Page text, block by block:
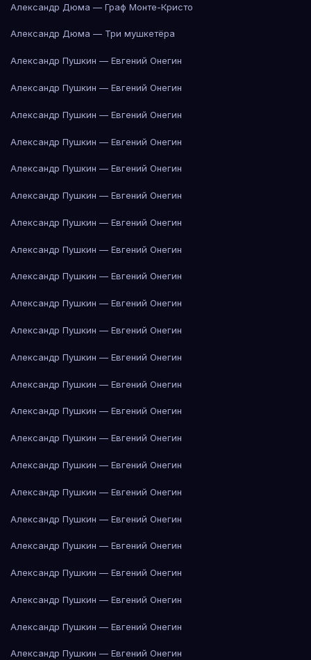
Александр Дюма — Граф Монте-Кристо
Александр Дюма — Три мушкетёра
Александр Пушкин — Евгений Онегин
Александр Пушкин — Евгений Онегин
Александр Пушкин — Евгений Онегин
Александр Пушкин — Евгений Онегин
Александр Пушкин — Евгений Онегин
Александр Пушкин — Евгений Онегин
Александр Пушкин — Евгений Онегин
Александр Пушкин — Евгений Онегин
Александр Пушкин — Евгений Онегин
Александр Пушкин — Евгений Онегин
Александр Пушкин — Евгений Онегин
Александр Пушкин — Евгений Онегин
Александр Пушкин — Евгений Онегин
Александр Пушкин — Евгений Онегин
Александр Пушкин — Евгений Онегин
Александр Пушкин — Евгений Онегин
Александр Пушкин — Евгений Онегин
Александр Пушкин — Евгений Онегин
Александр Пушкин — Евгений Онегин
Александр Пушкин — Евгений Онегин
Александр Пушкин — Евгений Онегин
Александр Пушкин — Евгений Онегин
Александр Пушкин — Евгений Онегин